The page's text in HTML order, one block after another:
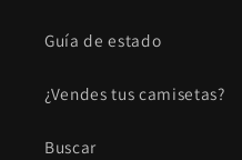
Guía de estado
¿Vendes tus camisetas?
Buscar